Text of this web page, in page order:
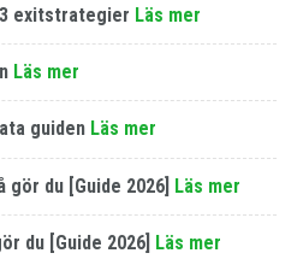
exitstrategier Läs mer
Läs mer
guiden Läs mer
gör du [Guide 2026] Läs mer
du [Guide 2026] Läs mer